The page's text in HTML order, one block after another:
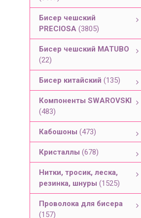
Бисер чешский
PRECIOSA (3805)
Бисер чешский MATUBO
(22)
Бисер китайский (135)
Компоненты SWAROVSKI
(483)
Кабошоны (473)
Кристаллы (678)
Нитки, тросик, леска,
резинка, шнуры (1525)
Проволока для бисера
(157)